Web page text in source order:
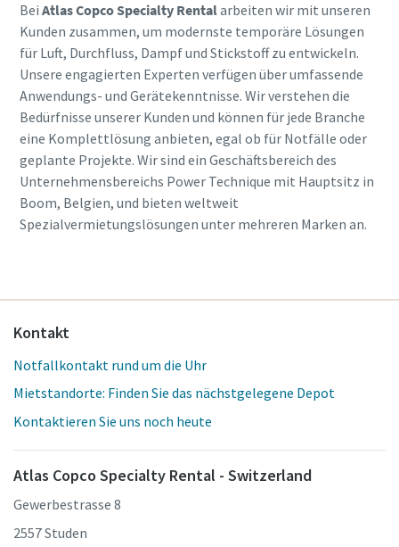
Bei Atlas Copco Specialty Rentalarbeiten wir mit unseren
Kunden zusammen, um modernste temporäre Lösungen
für Luft, Durchfluss, Dampf und Stickstoff zu entwickeln.
Unsere engagierten Experten verfügen über umfassende
Anwendungs- und Gerätekenntnisse. Wir verstehen die
Bedürfnisse unserer Kunden und können für jede Branche
eine Komplettlösung anbieten, egal ob für Notfälle oder
geplante Projekte. Wir sind ein Geschäftsbereich des
Unternehmensbereichs Power Technique mit Hauptsitz in
Boom, Belgien, und bieten weltweit
Spezialvermietungslösungen unter mehreren Marken an.
Kontakt
Notfallkontakt rund um die Uhr
Mietstandorte: Finden Sie das nächstgelegene Depot
Kontaktieren Sie uns noch heute
Atlas Copco Specialty Rental - Switzerland
Gewerbestrasse 8
2557 Studen